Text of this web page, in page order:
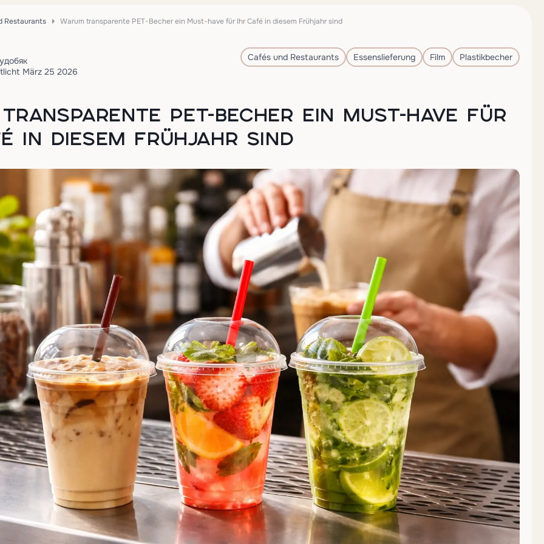
Restaurants Warum transparente PET-Becher ein Must-have für Ihr Café in diesem Frühjahr sind
März 25 2026
Cafés und Restaurants Essenslieferung Film Plastikbecher
PET-BECHER EIN MUST-HAVE FÜR
IN DIESEM FRÜHJAHR SIND